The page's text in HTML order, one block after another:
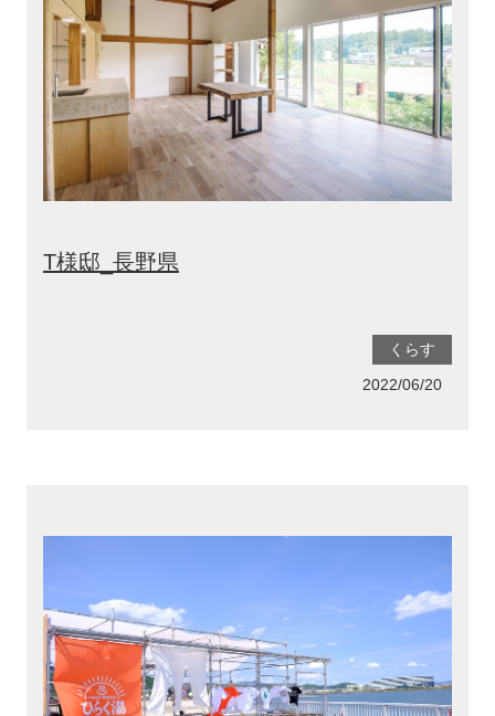
T様邸_長野県
くらす
2022/06/20